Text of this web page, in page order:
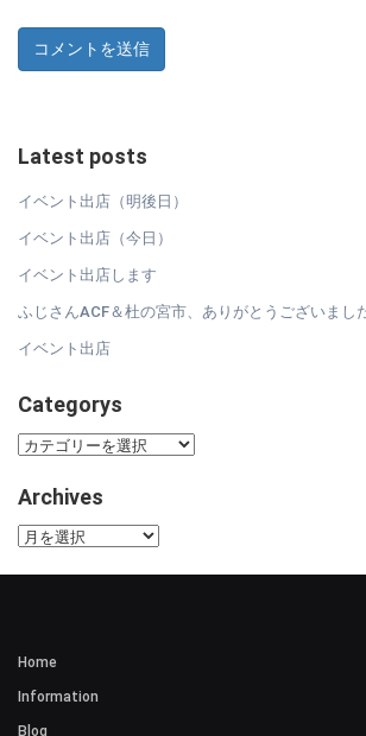
Latest posts
イベント出店（明後日）
イベント出店（今日）
イベント出店します
ふじさんACF＆杜の宮市、ありがとうございまし
イベント出店
Categorys
Categorys
Archives
Archives
Home
Information
Blog